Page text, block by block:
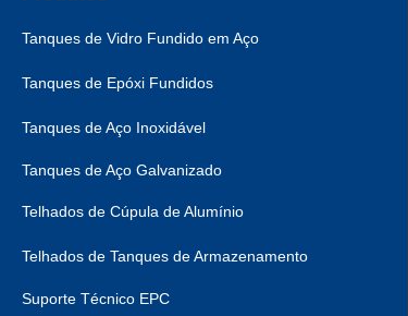
Tanques de Vidro Fundido em Aço
Tanques de Epóxi Fundidos
Tanques de Aço Inoxidável
Tanques de Aço Galvanizado
Telhados de Cúpula de Alumínio
Telhados de Tanques de Armazenamento
Suporte Técnico EPC